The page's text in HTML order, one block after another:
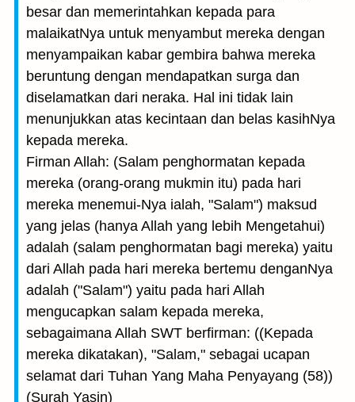
besar dan memerintahkan kepada para
malaikatNya untuk menyambut mereka dengan
menyampaikan kabar gembira bahwa mereka
beruntung dengan mendapatkan surga dan
diselamatkan dari neraka. Hal ini tidak lain
menunjukkan atas kecintaan dan belas kasihNya
kepada mereka.
Firman Allah: (Salam penghormatan kepada
mereka (orang-orang mukmin itu) pada hari
mereka menemui-Nya ialah, "Salam") maksud
yang jelas (hanya Allah yang lebih Mengetahui)
adalah (salam penghormatan bagi mereka) yaitu
dari Allah pada hari mereka bertemu denganNya
adalah ("Salam") yaitu pada hari Allah
mengucapkan salam kepada mereka,
sebagaimana Allah SWT berfirman: ((Kepada
mereka dikatakan), "Salam," sebagai ucapan
selamat dari Tuhan Yang Maha Penyayang (58))
(Surah Yasin)